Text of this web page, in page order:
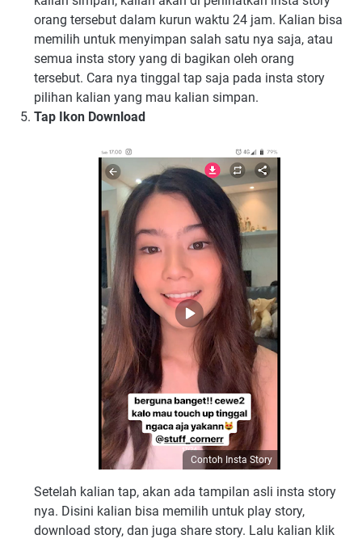
orang tersebut dalam kurun waktu 24 jam. Kalian bisa
memilih untuk menyimpan salah satu nya saja, atau
semua insta story yang di bagikan oleh orang
tersebut. Cara nya tinggal tap saja pada insta story
pilihan kalian yang mau kalian simpan.
Tap Ikon Download
Contoh Insta Story
Setelah kalian tap, akan ada tampilan asli insta story
nya. Disini kalian bisa memilih untuk play story,
download story, dan juga share story. Lalu kalian klik